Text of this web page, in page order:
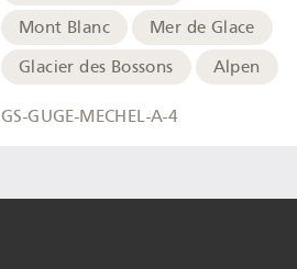
Mont Blanc
Mer de Glace
Glacier des Bossons
Alpen
GS-GUGE-MECHEL-A-4